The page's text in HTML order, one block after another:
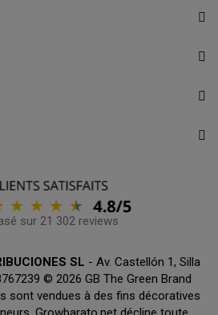
sur 21 302 reviews
SL - Av. Castellón 1, Silla
© 2026 GB The Green Brand
sont vendues à des fins décoratives